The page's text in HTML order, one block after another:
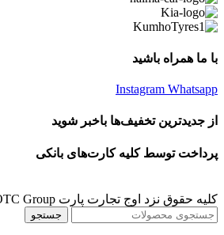
با ما همراه باشید
Instagram Whatsapp
از جدیدترین تخفیف‌ها باخبر شوید
پرداخت توسط کلیه کارت‌های بانکی
کلیه حقوق نزد اوج تجارت پارت OTC Group محفوظ است.
جستجو